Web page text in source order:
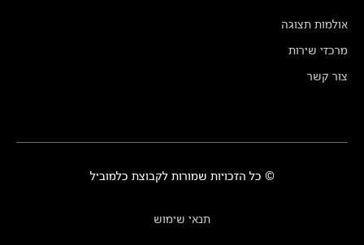
אולמות תצוגה
מרכזי שירות
צור קשר
© כל הזכויות שמורות לקבוצת כלמוביל
תנאי שימוש